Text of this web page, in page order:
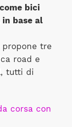
bici
base al
tre
road e
tutti di
corsa con